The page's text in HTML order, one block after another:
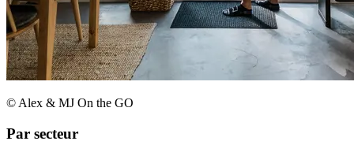
© Alex & MJ On the GO
Par secteur